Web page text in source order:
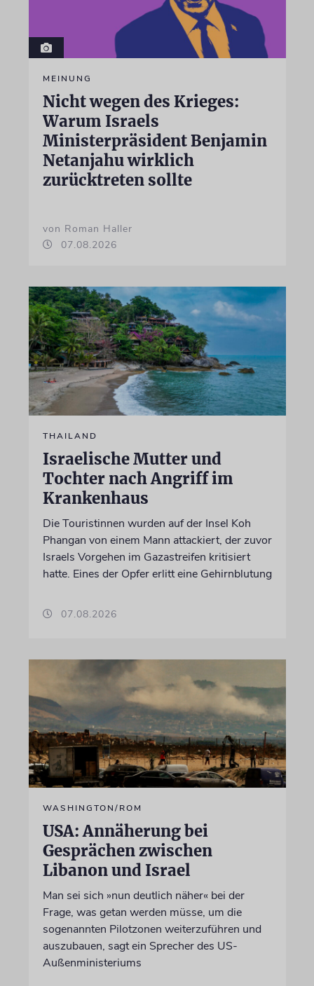
MEINUNG
Nicht wegen des Krieges:
Warum Israels
Ministerpräsident Benjamin
Netanjahu wirklich
zurücktreten sollte
von Roman Haller
07.08.2026
THAILAND
Israelische Mutter und
Tochter nach Angriff im
Krankenhaus
Die Touristinnen wurden auf der Insel Koh
Phangan von einem Mann attackiert, der zuvor
Israels Vorgehen im Gazastreifen kritisiert
hatte. Eines der Opfer erlitt eine Gehirnblutung
07.08.2026
WASHINGTON/ROM
USA: Annäherung bei
Gesprächen zwischen
Libanon und Israel
Man sei sich »nun deutlich näher« bei der
Frage, was getan werden müsse, um die
sogenannten Pilotzonen weiterzuführen und
auszubauen, sagt ein Sprecher des US-
Außenministeriums